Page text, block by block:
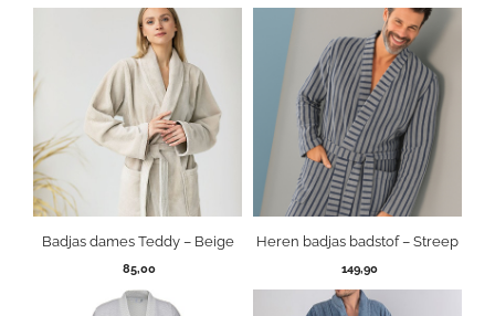
Badjas dames Teddy – Beige
85,00
Heren badjas badstof – Streep
149,90